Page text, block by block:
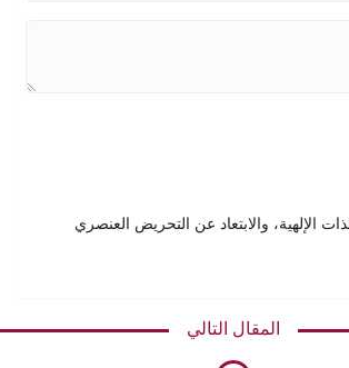
الإلهية، والابتعاد عن التحريض العنصري
المقال التالي